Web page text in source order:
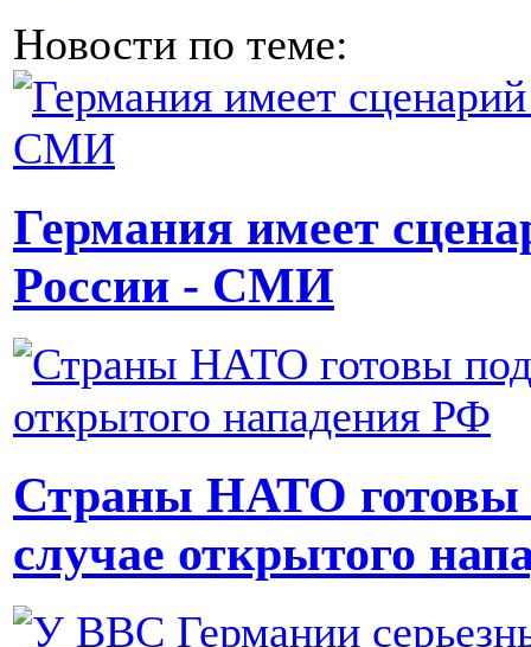
Новости по теме:
Германия имеет
России - СМИ
Страны НАТО готовы
случае открытого